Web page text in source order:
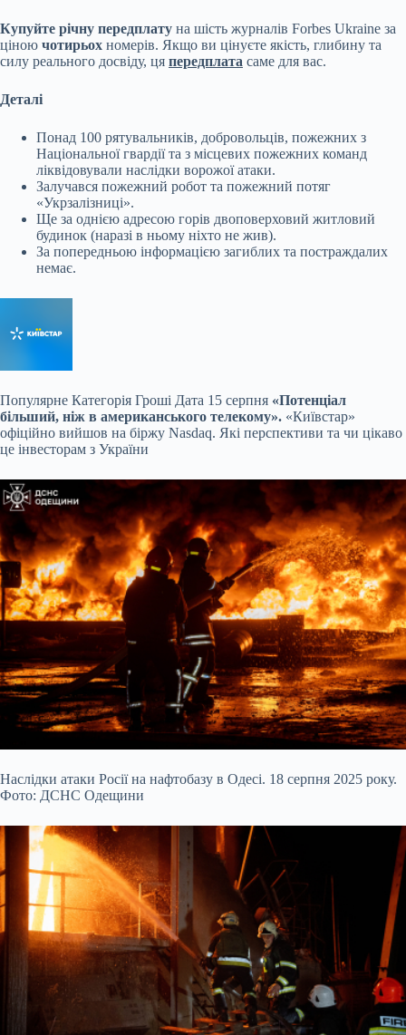
Купуйте річну передплату на шість журналів Forbes Ukraine за
ціною чотирьох номерів. Якщо ви цінуєте якість, глибину та
силу реального досвіду, ця передплата саме для вас.
Деталі
Понад 100 рятувальників, добровольців, пожежних з
Національної гвардії та з місцевих пожежних команд
ліквідовували наслідки ворожої атаки.
Залучався пожежний робот та пожежний потяг
«Укрзалізниці».
Ще за однією адресою горів двоповерховий житловий
будинок (наразі в ньому ніхто не жив).
За попередньою інформацією загиблих та постраждалих
немає.
Популярне Категорія Гроші Дата 15 серпня «Потенціал
більший, ніж в американського телекому». «Київстар»
офіційно вийшов на біржу Nasdaq. Які перспективи та чи цікаво
це інвесторам з України
Наслідки атаки Росії на нафтобазу в Одесі. 18 серпня 2025 року.
Фото: ДСНС Одещини